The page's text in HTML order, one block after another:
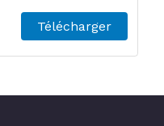
Télécharger